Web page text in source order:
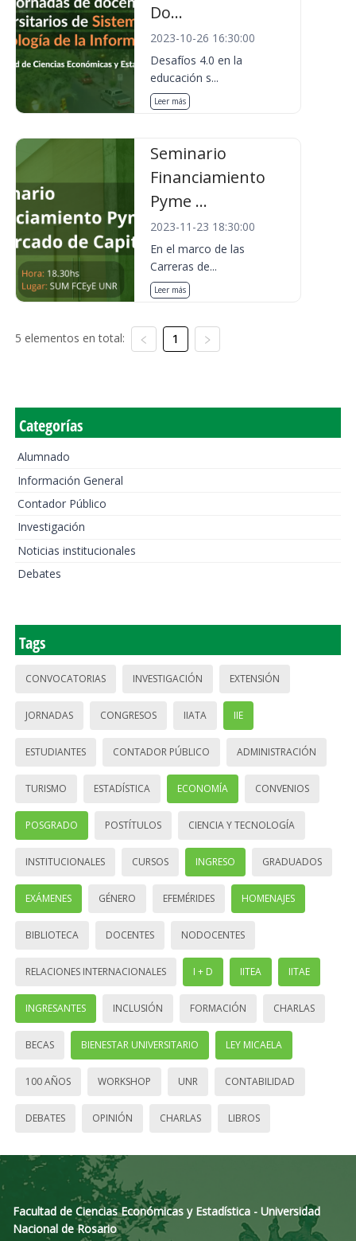
Do...
2023-10-26 16:30:00
Desafíos 4.0 en la
educación s...
Leer más
Seminario
Financiamiento
Pyme ...
2023-11-23 18:30:00
En el marco de las
Carreras de...
Leer más
5 elementos en total: 1
Categorías
Alumnado
Información General
Contador Público
Investigación
Noticias institucionales
Debates
Tags
CONVOCATORIAS INVESTIGACIÓN EXTENSIÓN
JORNADAS CONGRESOS IIATA IIE
ESTUDIANTES CONTADOR PÚBLICO ADMINISTRACIÓN
TURISMO ESTADÍSTICA ECONOMÍA CONVENIOS
POSGRADO POSTÍTULOS CIENCIA Y TECNOLOGÍA
INSTITUCIONALES CURSOS INGRESO GRADUADOS
EXÁMENES GÉNERO EFEMÉRIDES HOMENAJES
BIBLIOTECA DOCENTES NODOCENTES
RELACIONES INTERNACIONALES I + D IITEA IITAE
INGRESANTES INCLUSIÓN FORMACIÓN CHARLAS
BECAS BIENESTAR UNIVERSITARIO LEY MICAELA
100 AÑOS WORKSHOP UNR CONTABILIDAD
DEBATES OPINIÓN CHARLAS LIBROS
Facultad de Ciencias Económicas y Estadística - Universidad
Nacional de Rosario